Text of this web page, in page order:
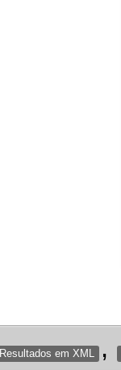
Resultados em XML ,